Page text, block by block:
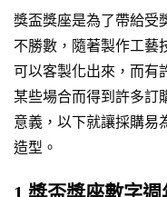
獎盃獎座是為了帶給受
不勝數，隨著製作工藝
可以客製化出來，而有
某些場合而得到許多訂
意義，以下就讓採購易
造型。